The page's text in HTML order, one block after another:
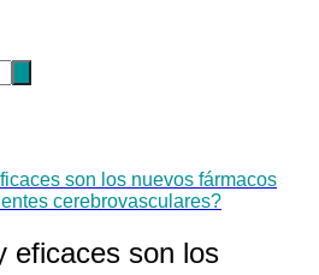
son los nuevos fármacos
cerebrovasculares?
eficaces son los